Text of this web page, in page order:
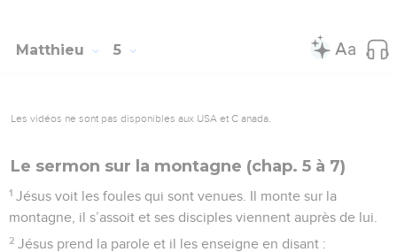
Matthieu 5
Les vidéos ne sont pas disponibles aux USA et C anada.
Le sermon sur la montagne (chap. 5 à 7)
1 Jésus voit les foules qui sont venues. Il monte sur la
montagne, il s’assoit et ses disciples viennent auprès de lui.
2 Jésus prend la parole et il les enseigne en disant :